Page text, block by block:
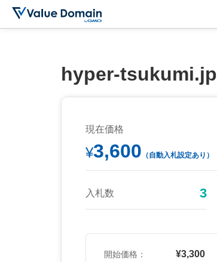
hyper-tsukumi.jp
現在価格
¥3,600 （自動入札設定あり）
入札数 3
開始価格： ¥3,300